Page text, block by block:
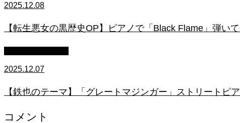
2025.12.08
【転生悪女の黒歴史OP】ピアノで「Black Flame」弾い
2025.12.07
【鉄也のテーマ】「グレートマジンガー」ストリートピ
コメント